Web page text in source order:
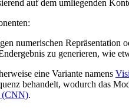
auf dem umliegenden
numerischen Repräsentation
zu generieren, wie
eine Variante namens
behandelt, wodurch das
(CNN).